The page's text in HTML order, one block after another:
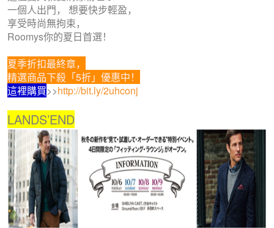
一個人出門， 想要快步輕盈，
享受時尚無拘束，
Roomys你的夏日首選！
夏季折扣最終章，
精選商品下殺「5折」優惠中！
這裡購買>>http://bit.ly/2uhconj
LANDS’END